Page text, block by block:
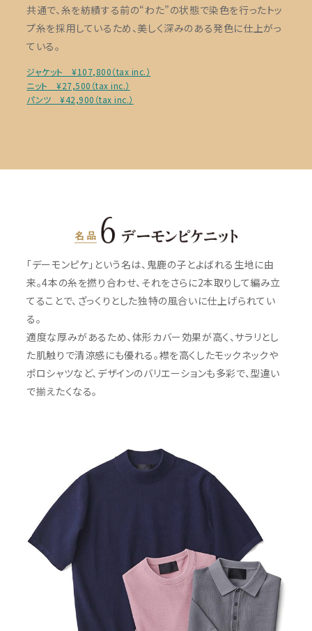
共通で、糸を紡績する前の“わた”の状態で染色を行ったトッ
プ糸を採用しているため、美しく深みのある発色に仕上がっ
ている。
ジャケット ¥107,800（tax inc.）
ニット ¥27,500（tax inc.）
パンツ ¥42,900（tax inc.）
「デーモンピケ」という名は、鬼鹿の子とよばれる生地に由
来。4本の糸を撚り合わせ、それをさらに2本取りして編み立
てることで、ざっくりとした独特の風合いに仕上げられてい
る。
適度な厚みがあるため、体形カバー効果が高く、サラリとし
た肌触りで清涼感にも優れる。襟を高くしたモックネックや
ポロシャツなど、デザインのバリエーションも多彩で、型違い
で揃えたくなる。